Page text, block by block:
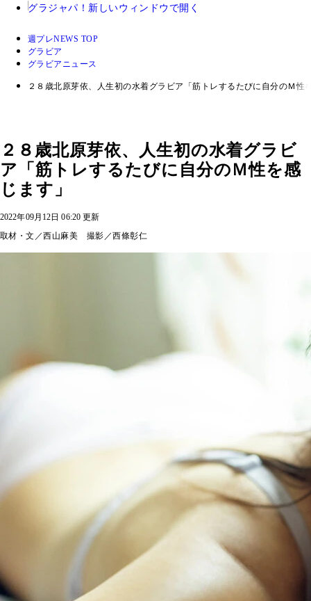
グラジャパ！ 新しいウィンドウで開く
週プレNEWS TOP
グラビア
グラビアニュース
２８歳北原芽依、人生初の水着グラビア「筋トレするたびに自分のＭ性
２８歳北原芽依、人生初の水着グラビ
ア「筋トレするたびに自分のＭ性を感
じます」
2022年09月12日 06:20 更新
取材・文／西山麻美 撮影／西條彰仁